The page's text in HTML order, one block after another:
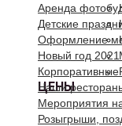
ЦЕНЫ
Аренда
Детские
Оформление
Новый год 2021
Корпоративные
Наши
Мероприятия
Розыгрыши,